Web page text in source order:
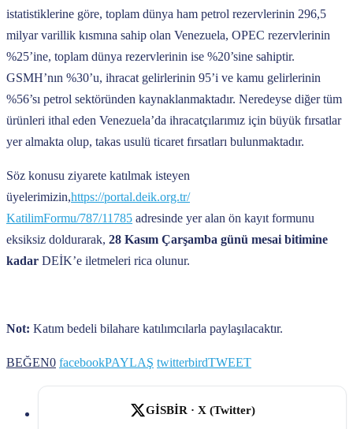
istatistiklerine göre, toplam dünya ham petrol rezervlerinin 296,5
milyar varillik kısmına sahip olan Venezuela, OPEC rezervlerinin
%25’ine, toplam dünya rezervlerinin ise %20’sine sahiptir.
GSMH’nın %30’u, ihracat gelirlerinin 95’i ve kamu gelirlerinin
%56’sı petrol sektöründen kaynaklanmaktadır. Neredeyse diğer tüm
ürünleri ithal eden Venezuela’da ihracatçılarımız için büyük fırsatlar
yer almakta olup, takas usulü ticaret fırsatları bulunmaktadır.
Söz konusu ziyarete katılmak isteyen
üyelerimizin,https://portal.deik.org.tr/
KatilimFormu/787/11785 adresinde yer alan ön kayıt formunu
eksiksiz doldurarak, 28 Kasım Çarşamba günü mesai bitimine
kadar DEİK’e iletmeleri rica olunur.
Not: Katım bedeli bilahare katılımcılarla paylaşılacaktır.
BEĞEN0 facebookPAYLAŞ twitterbirdTWEET
GİSBİR · X (Twitter)